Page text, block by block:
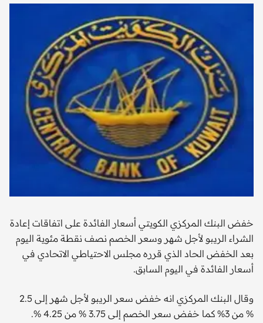
خفض البنك المركزي الكويتي أسعار الفائدة على اتفاقات إعادة
الشراء الريبو لأجل شهر وسعر الخصم نصف نقطة مئوية اليوم
بعد الخفض الحاد الذي قرره مجلس الاحتياطي الاتحادي في
أسعار الفائدة في اليوم السابق.
وقال البنك المركزي انه خفض سعر الريبو لأجل شهر إلى 2.5
% من 3% كما خفض سعر الخصم إلى 3.75 % من 4.25 %.